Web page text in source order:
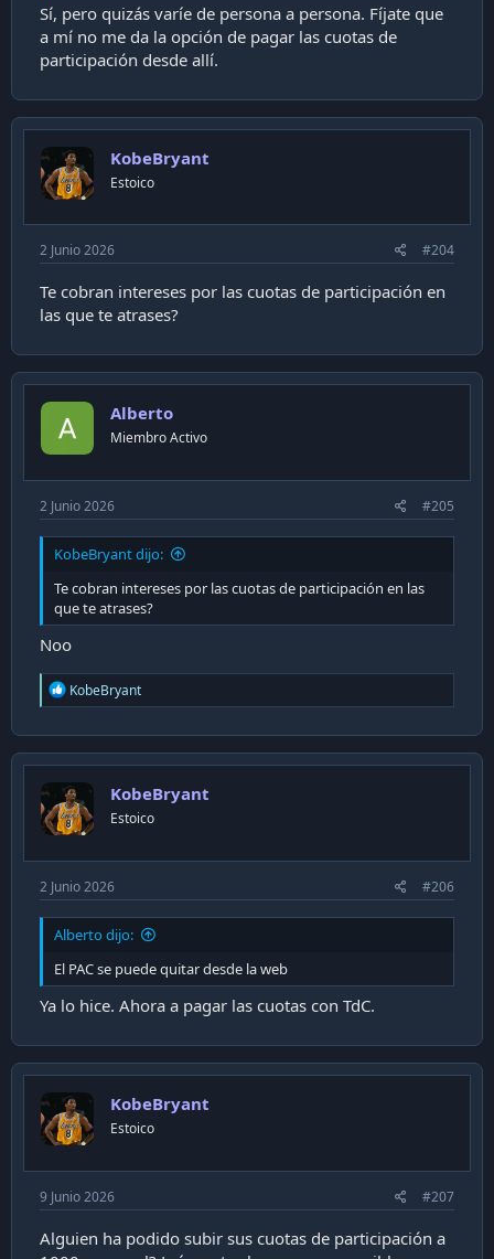
Sí, pero quizás varíe de persona a persona. Fíjate que
a mí no me da la opción de pagar las cuotas de
participación desde allí.
KobeBryant
Estoico
2 Junio 2026 #204
Te cobran intereses por las cuotas de participación en
las que te atrases?
Alberto
Miembro Activo
2 Junio 2026 #205
KobeBryant dijo:
Te cobran intereses por las cuotas de participación en las
que te atrases?
Noo
R
e
c
t
o
n
s
KobeBryant
KobeBryant
Estoico
2 Junio 2026 #206
Alberto dijo:
El PAC se puede quitar desde la web
Ya lo hice. Ahora a pagar las cuotas con TdC.
KobeBryant
Estoico
9 Junio 2026 #207
Alguien ha podido subir sus cuotas de participación a